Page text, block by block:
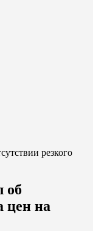
резкого
об
цен на